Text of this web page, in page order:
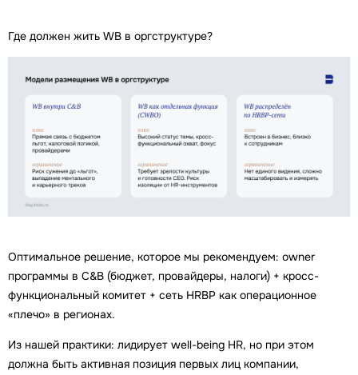
Где должен жить WB в оргструктуре?
Оптимальное решение, которое мы рекомендуем: owner
программы в C&B (бюджет, провайдеры, налоги) + кросс-
функциональный комитет + сеть HRBP как операционное
«плечо» в регионах.
Из нашей практики: лидирует well-being HR, но при этом
должна быть активная позиция первых лиц компании,